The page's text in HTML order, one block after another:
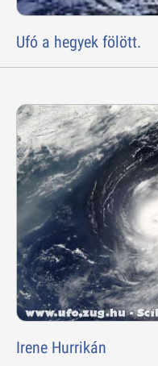
Ufó a hegyek fölött.
Irene Hurrikán